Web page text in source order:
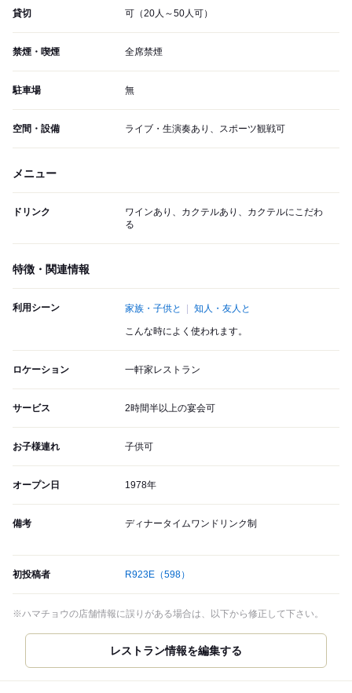
貸切 可（20人～50人可）
禁煙・喫煙 全席禁煙
駐車場 無
空間・設備 ライブ・生演奏あり、スポーツ観戦可
メニュー
ドリンク
ワインあり、カクテルあり、カクテルにこだわ
る
特徴・関連情報
利用シーン 家族・子供と 知人・友人と
こんな時によく使われます。
ロケーション 一軒家レストラン
サービス 2時間半以上の宴会可
お子様連れ 子供可
オープン日 1978年
備考 ディナータイムワンドリンク制
初投稿者 R923E （598）
※ハマチョウの店舗情報に誤りがある場合は、以下から修正して下さい。
レストラン情報を編集する